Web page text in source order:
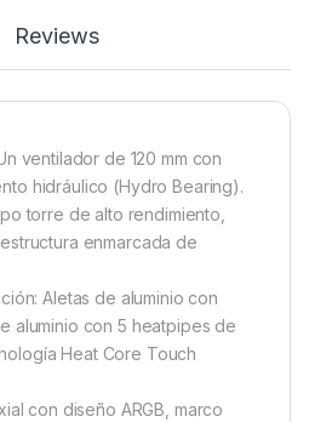
Reviews
ventilador de 120 mm con
hidráulico (Hydro Bearing).
torre de alto rendimiento,
enmarcada de
Aletas de aluminio con
aluminio con 5 heatpipes de
Heat Core Touch
con diseño ARGB, marco